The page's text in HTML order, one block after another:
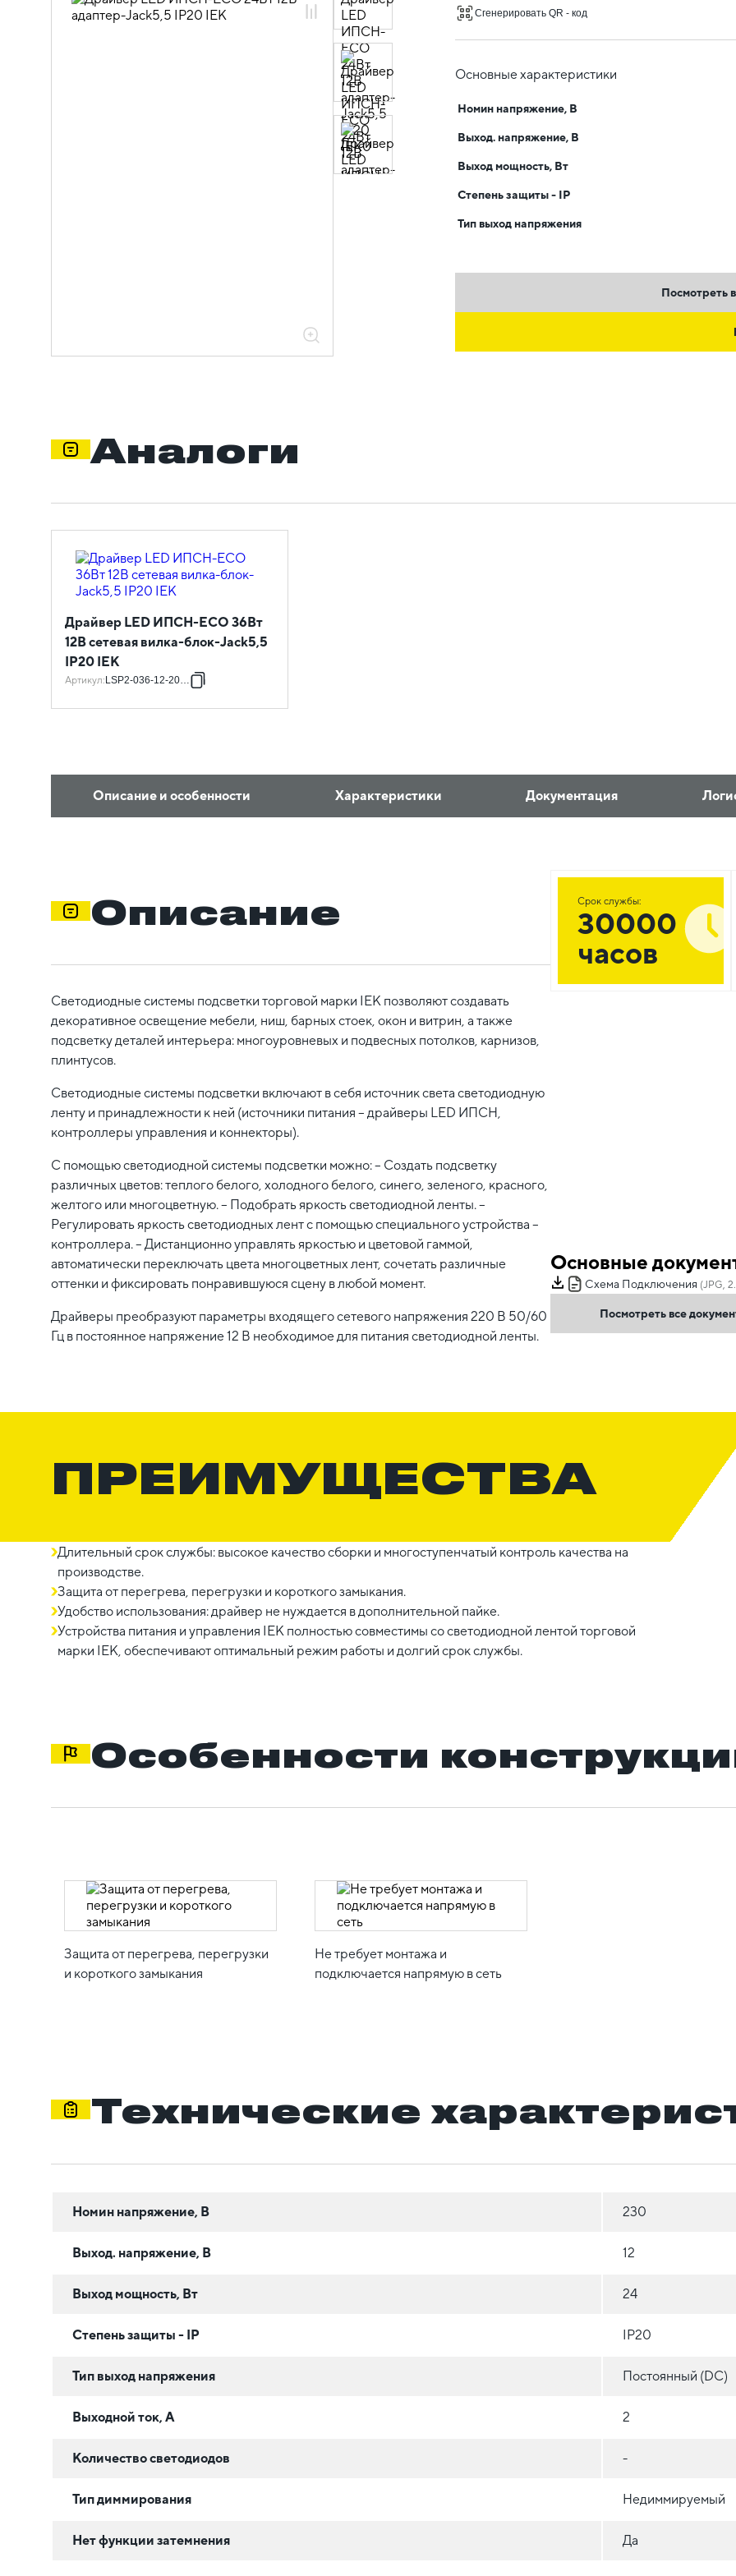
10.01.02.01.03 Источники питания для
Сгенерировать QR - код
Основные характеристики
Номин напряжение, В
Выход. напряжение, В
Выход мощность, Вт
Степень защиты - IP
Тип выход напряжения
Посмотреть
Аналоги
Драйвер LED ИПСН-ECO 36Вт
12В сетевая вилка-блок-Jack5,5
IP20 IEK
Артикул: LSP2-036-12-20-11
Описание и особенности Характеристики Документация
Описание
Светодиодные системы подсветки торговой марки IEK позволяют создавать
декоративное освещение мебели, ниш, барных стоек, окон и витрин, а также
подсветку деталей интерьера: многоуровневых и подвесных потолков, карнизов,
плинтусов.
Светодиодные системы подсветки включают в себя источник света светодиодную
ленту и принадлежности к ней (источники питания – драйверы LED ИПСН,
контроллеры управления и коннекторы).
С помощью светодиодной системы подсветки можно: – Создать подсветку
различных цветов: теплого белого, холодного белого, синего, зеленого, красного,
желтого или многоцветную. – Подобрать яркость светодиодной ленты. –
Регулировать яркость светодиодных лент с помощью специального устройства –
контроллера. – Дистанционно управлять яркостью и цветовой гаммой,
автоматически переключать цвета многоцветных лент, сочетать различные
оттенки и фиксировать понравившуюся сцену в любой момент.
Драйверы преобразуют параметры входящего сетевого напряжения 220 В 50/60
Гц в постоянное напряжение 12 В необходимое для питания светодиодной ленты.
Срок службы:
30000
часов
Основные
Схема Подключения (JPG,
Посмотреть все
ПРЕИМУЩЕСТВА
Длительный срок службы: высокое качество сборки и многоступенчатый контроль качества на
производстве.
Защита от перегрева, перегрузки и короткого замыкания.
Удобство использования: драйвер не нуждается в дополнительной пайке.
Устройства питания и управления IEK полностью совместимы со светодиодной лентой торговой
марки IEK, обеспечивают оптимальный режим работы и долгий срок службы.
Особенности
Защита от перегрева, перегрузки
и короткого замыкания
Не требует монтажа и
подключается напрямую в сеть
Технические
Номин напряжение, В 230
Выход. напряжение, В 12
Выход мощность, Вт 24
Степень защиты - IP IP20
Тип выход напряжения Постоянный (DC)
Выходной ток, А 2
Количество светодиодов -
Тип диммирования Недиммируемый
Нет функции затемнения Да